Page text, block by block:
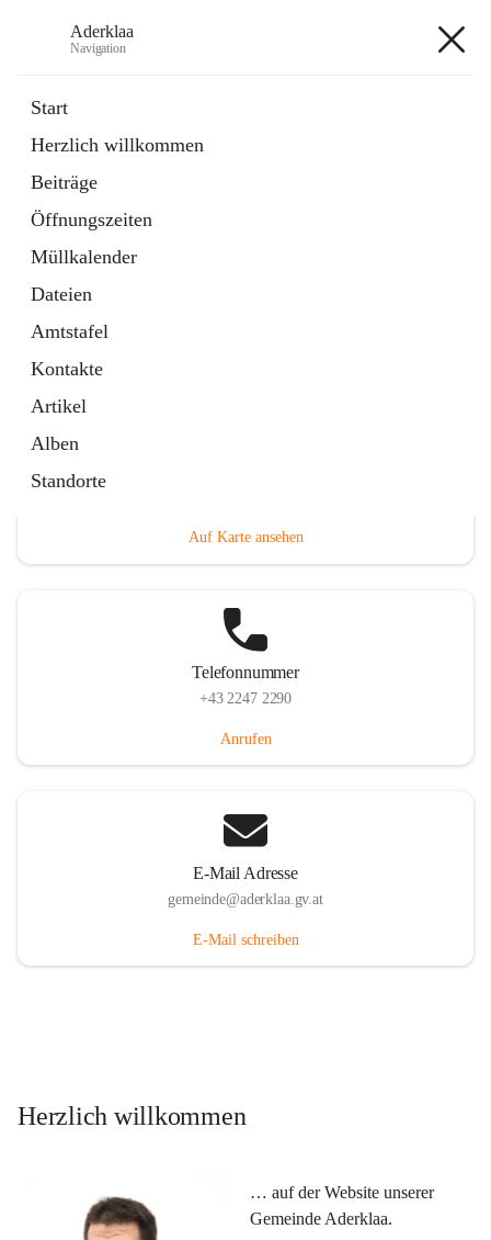
Aderklaa
Navigation
Start
Herzlich willkommen
Beiträge
Öffnungszeiten
Müllkalender
Dateien
Amtstafel
Kontakte
Artikel
Alben
Standorte
6 Schnellzugriffe
Gemeinde
3 Schnellzugriffe
Auf Karte ansehen
Telefonnummer
+43 2247 2290
Anrufen
E-Mail Adresse
gemeinde@aderklaa.gv.at
E-Mail schreiben
Herzlich willkommen
… auf der Website unserer
Gemeinde Aderklaa.